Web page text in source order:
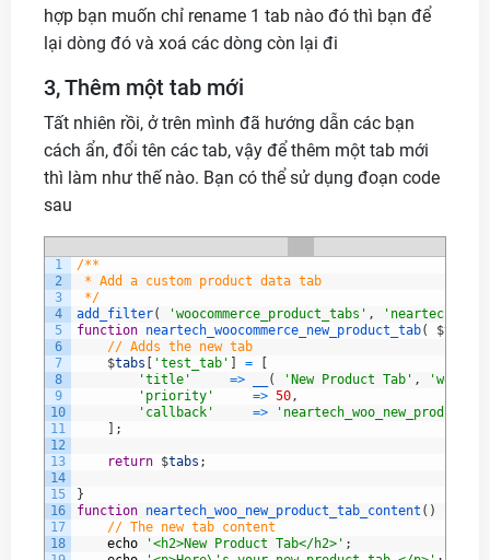
hợp bạn muốn chỉ rename 1 tab nào đó thì bạn để
lại dòng đó và xoá các dòng còn lại đi
3, Thêm một tab mới
Tất nhiên rồi, ở trên mình đã hướng dẫn các bạn
cách ẩn, đổi tên các tab, vậy để thêm một tab mới
thì làm như thế nào. Bạn có thể sử dụng đoạn code
sau
1
2
3
4
5
6
7
8
9
10
11
12
13
14
15
16
17
18
/**
* Add a custom product data tab
*/
add_filter( 'woocommerce_product_tabs' ,
function neartech_woocommerce_new_product_tab( $tabs
// Adds the new tab
$tabs 'test_tab' =
'title'
=> ( 'New Product Tab' ,
'priority'
=> 50,
'callback'
=>
;
return $tabs ;
}
function neartech_woo_new_product_tab_content ( )
// The new tab content
echo
'<h2>New Product Tab</h2>' ;